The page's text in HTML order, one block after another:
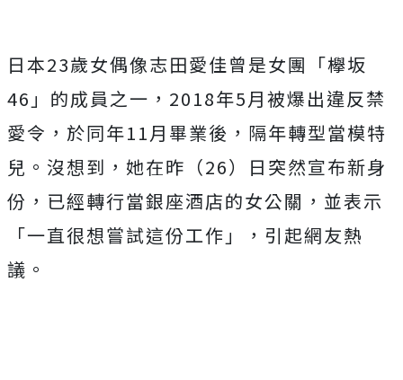
日本23歲女偶像志田愛佳曾是女團「欅坂
46」的成員之一，2018年5月被爆出違反禁
愛令，於同年11月畢業後，隔年轉型當模特
兒。沒想到，她在昨（26）日突然宣布新身
份，已經轉行當銀座酒店的女公關，並表示
「一直很想嘗試這份工作」，引起網友熱
議。